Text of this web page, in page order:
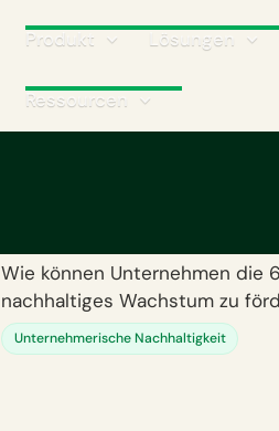
Produkt Lösungen
Ressourcen
Wie können Unternehmen die
nachhaltiges Wachstum zu
Unternehmerische Nachhaltigkeit